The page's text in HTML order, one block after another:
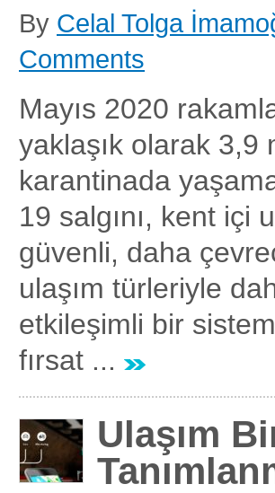
By Celal Tolga
Comments
Mayıs 2020
yaklaşık olarak 3,9
karantinada
19 salgını, kent içi
güvenli, daha
ulaşım türleriyle
etkileşimli bir
fırsat ...
Ulaşım